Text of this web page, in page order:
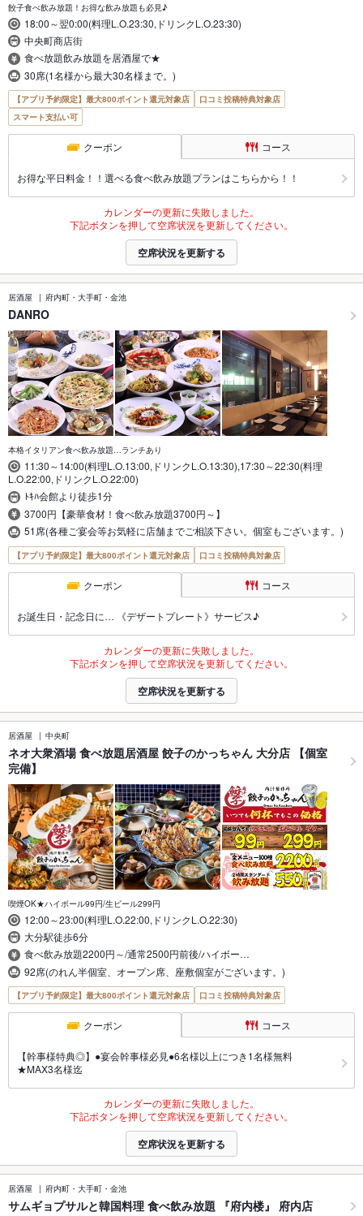
餃子食べ飲み放題！お得な飲み放題も必見♪
18:00～翌0:00(料理L.O.23:30,ドリンクL.O.23:30)
中央町商店街
食べ放題飲み放題を居酒屋で★
30席(1名様から最大30名様まで。)
【アプリ予約限定】最大800ポイント還元対象店
口コミ投稿特典対象店
スマート支払い可
クーポン コース
お得な平日料金！！選べる食べ飲み放題プランはこちらから！！
カレンダーの更新に失敗しました。
下記ボタンを押して空席状況を更新してください。
空席状況を更新する
居酒屋 府内町・大手町・金池
DANRO
本格イタリアン食べ飲み放題…ランチあり
11:30～14:00(料理L.O.13:00,ドリンクL.O.13:30),17:30～22:30(料理
L.O.22:00,ドリンクL.O.22:00)
ﾄｷﾊ会館より徒歩1分
3700円【豪華食材！食べ飲み放題3700円～】
51席(各種ご宴会等お気軽に店舗までご相談下さい。個室もございます。)
【アプリ予約限定】最大800ポイント還元対象店 口コミ投稿特典対象店
クーポン コース
お誕生日・記念日に… 《デザートプレート》サービス♪
カレンダーの更新に失敗しました。
下記ボタンを押して空席状況を更新してください。
空席状況を更新する
居酒屋 中央町
ネオ大衆酒場 食べ放題居酒屋 餃子のかっちゃん 大分店 【個室
完備】
喫煙OK★ハイボール99円/生ビール299円
12:00～23:00(料理L.O.22:00,ドリンクL.O.22:30)
大分駅徒歩6分
食べ飲み放題2200円～/通常2500円前後/ハイボー…
92席(のれん半個室、オープン席、座敷個室がございます。)
【アプリ予約限定】最大800ポイント還元対象店 口コミ投稿特典対象店
クーポン コース
【幹事様特典◎】●宴会幹事様必見●6名様以上につき1名様無料
★MAX3名様迄
カレンダーの更新に失敗しました。
下記ボタンを押して空席状況を更新してください。
空席状況を更新する
居酒屋 府内町・大手町・金池
サムギョプサルと韓国料理 食べ飲み放題 『府内楼』 府内店